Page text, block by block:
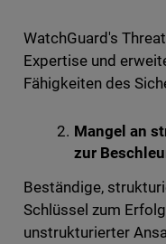
WatchGuard's
Expertise und
Fähigkeiten des
Mangel an
zur
Beständige,
Schlüssel zum
unstrukturierter